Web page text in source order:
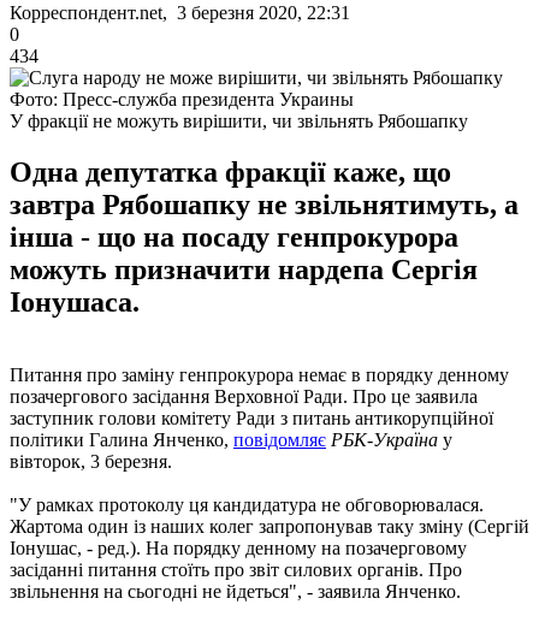
Корреспондент.net, 3 березня 2020, 22:31
0
434
Фото: Пресс-служба президента Украины
У фракції не можуть вирішити, чи звільнять Рябошапку
Одна депутатка фракції каже, що
завтра Рябошапку не звільнятимуть, а
інша - що на посаду генпрокурора
можуть призначити нардепа Сергія
Іонушаса.
Питання про заміну генпрокурора немає в порядку денному
позачергового засідання Верховної Ради. Про це заявила
заступник голови комітету Ради з питань антикорупційної
політики Галина Янченко, повідомляє РБК-Україна у
вівторок, 3 березня.
"У рамках протоколу ця кандидатура не обговорювалася.
Жартома один із наших колег запропонував таку зміну (Сергій
Іонушас, - ред.). На порядку денному на позачерговому
засіданні питання стоїть про звіт силових органів. Про
звільнення на сьогодні не йдеться", - заявила Янченко.